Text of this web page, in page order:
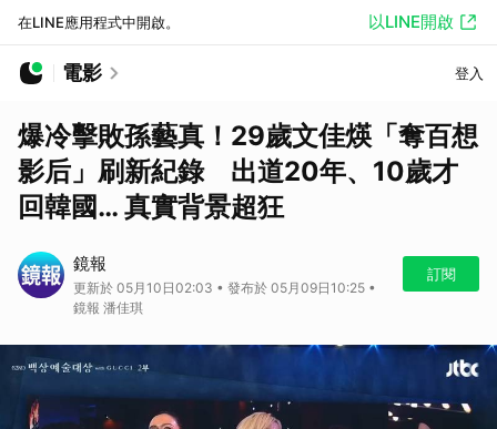
在LINE應用程式中開啟。 以LINE開啟
電影 登入
爆冷擊敗孫藝真！29歲文佳煐「奪百想
影后」刷新紀錄 出道20年、10歲才
回韓國… 真實背景超狂
鏡報
更新於 05月10日02:03 • 發布於 05月09日10:25 •
鏡報 潘佳琪
訂閱